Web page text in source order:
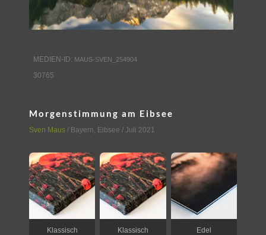
AUSSTELLUNGEN
KONTAKT
MEDIEN-ID: MAUS-SVEN_254904
30765
Morgenstimmung am Eibsee
Sven Maus / Bayern, Eibsee / Juli 2021
Klassisch Klassisch Edel